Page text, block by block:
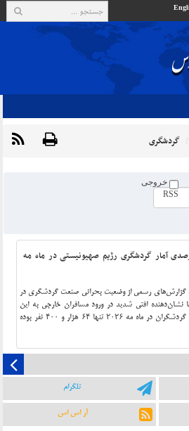
گردشگری
خروجی
RSS
۸۳ درصدی آمار گردشگری رژیم صهیونیستی در ماه مه
گزارش‌های رسمی از وضعیت بحرانی صنعت گردشگری در
نشان‌دهنده افتی شدید در ورود مسافران خارجی به این
منطقه است. آمار ثبت‌شده از ورود گردشگران در ماه مه ۲۰۲۶ تنها ۶۴ هزار و ۴۰۰ نفر بوده
تلگرام
آر اس اس